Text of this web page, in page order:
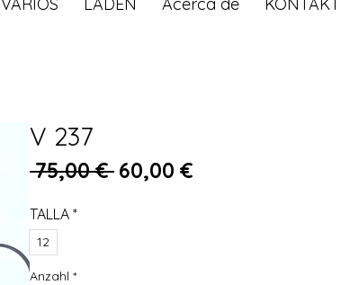
V 237
75,00 € Standardpreis
60,00 €
TALLA *
12
Anzahl *